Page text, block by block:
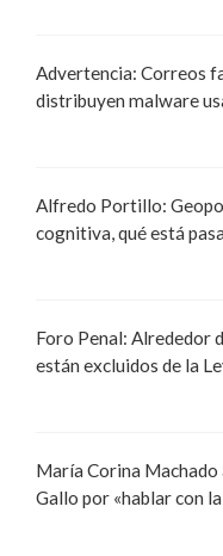
Advertencia: Correos
distribuyen malware
Alfredo Portillo:
cognitiva, qué está
Foro Penal: Alrededor
están excluidos de la
María Corina Machado
Gallo por «hablar con